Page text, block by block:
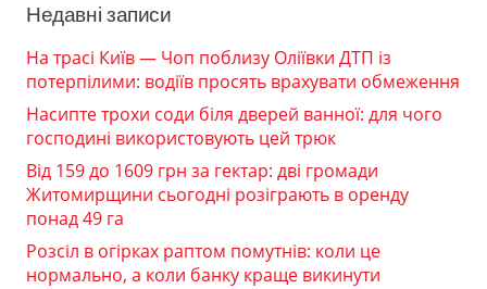
Недавні записи
На трасі Київ — Чоп поблизу Оліївки ДТП із
потерпілими: водіїв просять врахувати обмеження
Насипте трохи соди біля дверей ванної: для чого
господині використовують цей трюк
Від 159 до 1609 грн за гектар: дві громади
Житомирщини сьогодні розіграють в оренду
понад 49 га
Розсіл в огірках раптом помутнів: коли це
нормально, а коли банку краще викинути